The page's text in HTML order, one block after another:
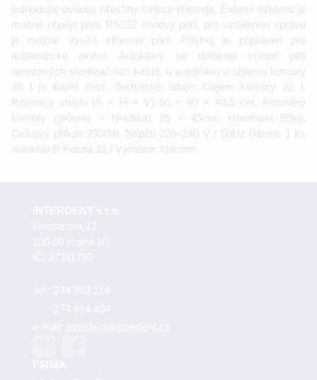
jednoduše ovládat všechny funkce přístroje. Externí tiskárnu je
možné připojit přes RS232 sériový port, pro vzdálenou správu
je možné využít ethernet port. Přístroj je připraven pro
automatické plnění. Autoklávy se dodávají včetně pěti
nerezových sterilizačních kazet, u autoklávu o objemu komory
28 l je kazet šest. Technické údaje: Objem komory 22 l,
Rozměry vnější (Š × H × V) 50 × 60 × 48,5 cm, Rozměry
komory (průměr × hloubka) 25 × 45cm, Hmotnost 55kg,
Celkový příkon 2300W, Napětí 220–240 V / 50Hz Balení: 1 ks
autokláv B Futura 22 / Výrobce: Mocom